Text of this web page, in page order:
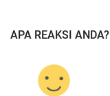
APA REAKSI ANDA?